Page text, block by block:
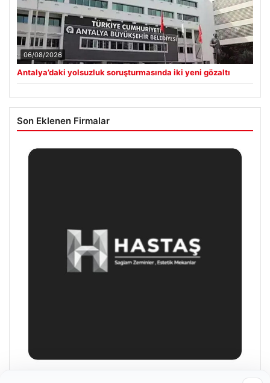
06/08/2026
Antalya’daki yolsuzluk soruşturmasında iki yeni gözaltı
Son Eklenen Firmalar